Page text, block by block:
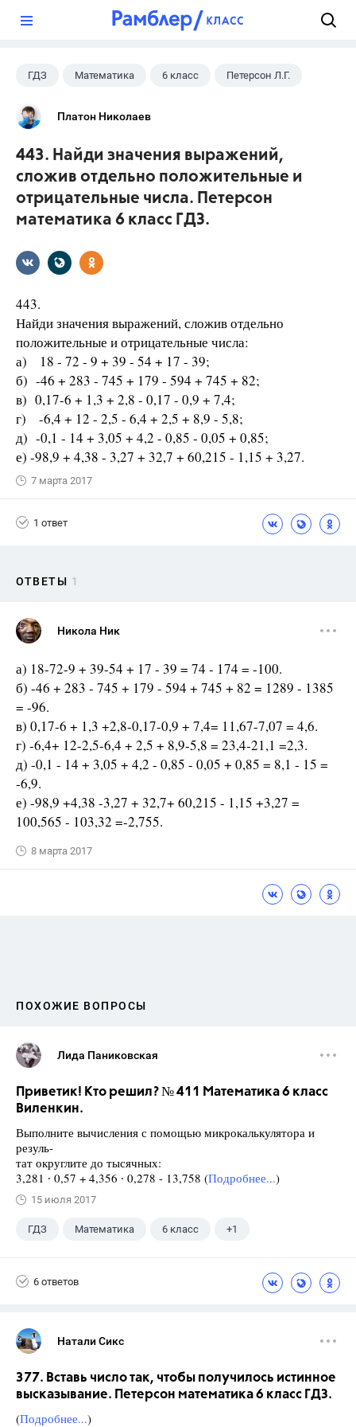
ГДЗ Математика 6 класс Петерсон Л.Г.
Платон Николаев
443. Найди значения выражений,
сложив отдельно положительные и
отрицательные числа. Петерсон
математика 6 класс ГДЗ.
443.
Найди значения выражений, сложив отдельно
положительные и отрицательные числа:
а) 18 - 72 - 9 + 39 - 54 + 17 - 39;
б) -46 + 283 - 745 + 179 - 594 + 745 + 82;
в) 0,17-6 + 1,3 + 2,8 - 0,17 - 0,9 + 7,4;
г) -6,4 + 12 - 2,5 - 6,4 + 2,5 + 8,9 - 5,8;
д) -0,1 - 14 + 3,05 + 4,2 - 0,85 - 0,05 + 0,85;
е) -98,9 + 4,38 - 3,27 + 32,7 + 60,215 - 1,15 + 3,27.
7 марта 2017
1 ответ
ОТВЕТЫ 1
Никола Ник
а) 18-72-9 + 39-54 + 17 - 39 = 74 - 174 = -100.
б) -46 + 283 - 745 + 179 - 594 + 745 + 82 = 1289 - 1385
= -96.
в) 0,17-6 + 1,3 +2,8-0,17-0,9 + 7,4= 11,67-7,07 = 4,6.
г) -6,4+ 12-2,5-6,4 + 2,5 + 8,9-5,8 = 23,4-21,1 =2,3.
д) -0,1 - 14 + 3,05 + 4,2 - 0,85 - 0,05 + 0,85 = 8,1 - 15 =
-6,9.
е) -98,9 +4,38 -3,27 + 32,7+ 60,215 - 1,15 +3,27 =
100,565 - 103,32 =-2,755.
8 марта 2017
ПОХОЖИЕ ВОПРОСЫ
Лида Паниковская
Приветик! Кто решил? № 411 Математика 6 класс
Виленкин.
Выполните вычисления с помощью микрокалькулятора и
резуль-
тат округлите до тысячных:
3,281 ∙ 0,57 + 4,356 ∙ 0,278 - 13,758 (Подробнее...)
15 июля 2017
ГДЗ Математика 6 класс +1
6 ответов
Натали Сикс
377. Вставь число так, чтобы получилось истинное
высказывание. Петерсон математика 6 класс ГДЗ.
(Подробнее...)